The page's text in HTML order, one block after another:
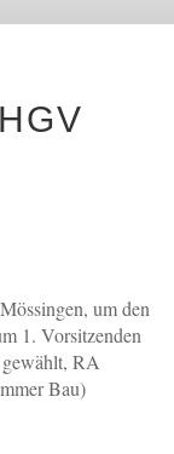
um den
1. Vorsitzenden
RA
Bau)